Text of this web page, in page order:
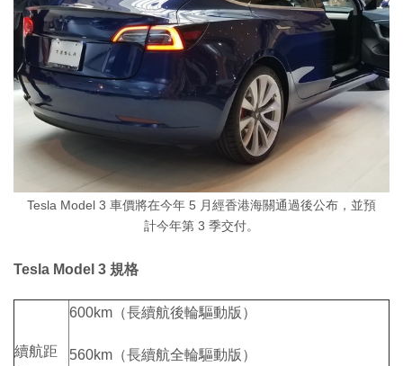
Tesla Model 3 車價將在今年 5 月經香港海關通過後公布，並預
計今年第 3 季交付。
Tesla Model 3 規格
續航距
600km（長續航後輪驅動版）
560km（長續航全輪驅動版）